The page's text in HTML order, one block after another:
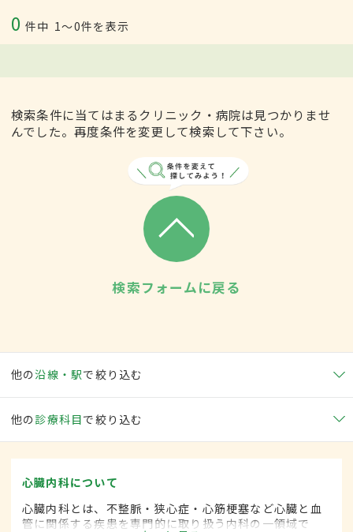
0 件中 1〜0件を表示
検索条件に当てはまるクリニック・病院は見つかりませ
んでした。再度条件を変更して検索して下さい。
検索フォームに戻る
他の沿線・駅で絞り込む
他の 診療科目で絞り込む
心臓内科について
心臓内科とは、不整脈・狭心症・心筋梗塞など心臓と血
管に関係する疾患を専門的に取り扱う内科の一領域で